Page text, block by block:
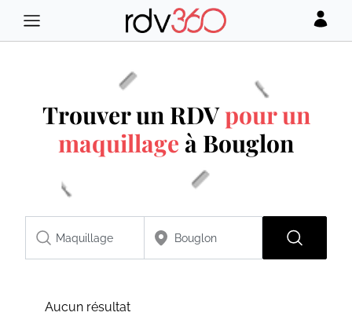
Trouver un RDVpour un
maquillage à Bouglon
Aucun résultat